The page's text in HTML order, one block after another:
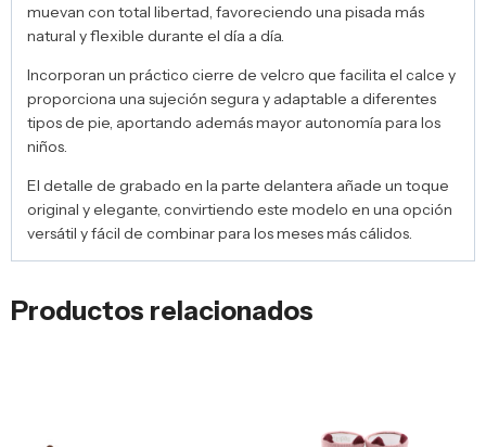
muevan con total libertad, favoreciendo una pisada más
natural y flexible durante el día a día.
Incorporan un práctico cierre de velcro que facilita el calce y
proporciona una sujeción segura y adaptable a diferentes
tipos de pie, aportando además mayor autonomía para los
niños.
El detalle de grabado en la parte delantera añade un toque
original y elegante, convirtiendo este modelo en una opción
versátil y fácil de combinar para los meses más cálidos.
Productos relacionados